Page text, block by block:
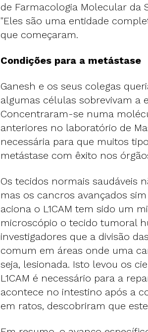
de Farmacologia Molecular da
"Eles são uma entidade
que começaram.
Condições para a metástase
Ganesh e os seus colegas
algumas células sobrevivam a
Concentraram-se numa
anteriores no laboratório de
necessária para que muitos
metástase com êxito nos
Os tecidos normais saudáveis
mas os cancros avançados
aciona o L1CAM tem sido um
microscópio o tecido tumoral
investigadores que a divisão
comum em áreas onde uma
seja, lesionada. Isto levou os
L1CAM é necessário para a
acontece no intestino após a
em ratos, descobriram que